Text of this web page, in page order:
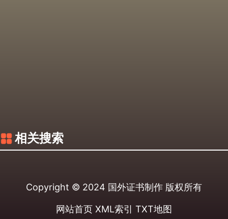
相关搜索
Copyright © 2024 国外证书制作 版权所有
网站首页 XML索引 TXT地图